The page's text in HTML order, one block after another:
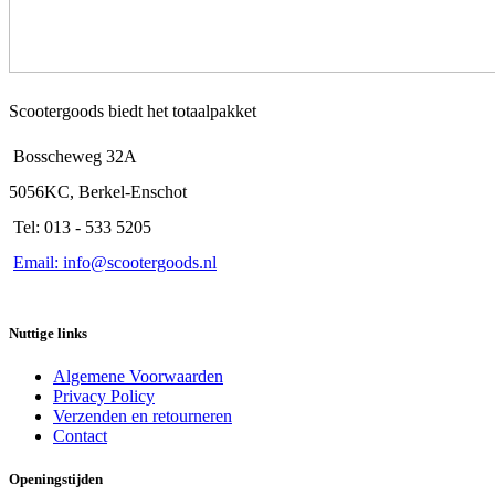
Scootergoods biedt het totaalpakket
Bosscheweg 32A
5056KC, Berkel-Enschot
Tel: 013 - 533 5205
Email: info@scootergoods.nl
Nuttige links
Algemene Voorwaarden
Privacy Policy
Verzenden en retourneren
Contact
Openingstijden